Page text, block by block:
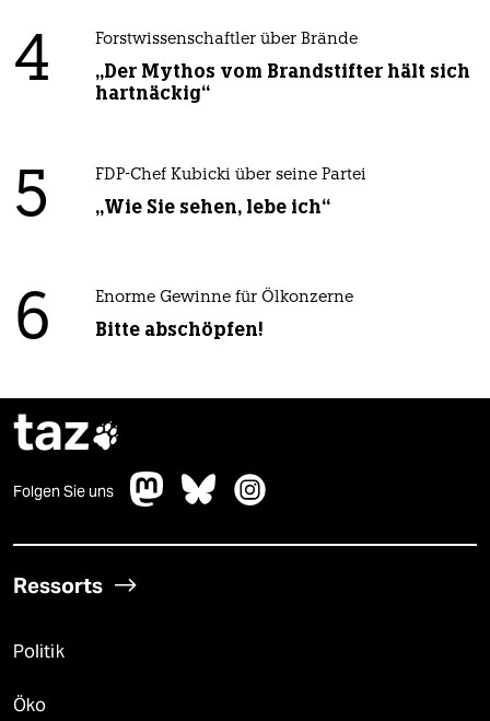
4 Forstwissenschaftler über Brände
„Der Mythos vom Brandstifter hält sich
hartnäckig“
5 FDP-Chef Kubicki über seine Partei
„Wie Sie sehen, lebe ich“
6 Enorme Gewinne für Ölkonzerne
Bitte abschöpfen!
taz
Folgen Sie uns
Ressorts
Politik
Öko